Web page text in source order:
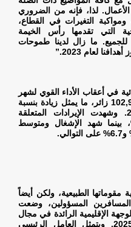
الأعمال. لذا، فإنه من الضروري
ومواكبة التغيرات في القطاع،
التي تقدمها رأس الخيمة
ما زال لدينا طموحات
لعام 2023
”.
في أعقاب الأداء القوي لشهر
يونيو الذي رحبت فيه الإمارة بـ 102,900 زائر، ما يمثل زيادة بنسبة
39.6% مقارنة بشهر يونيو 2022. وشهدت الإيرادات المتعلقة
أيضاً نمواً بنسبة 64.7%، بينما شهد الإشغال ومتوسط
.
الطبيعية، ولكن أيضاً
المسؤولين، وضعت
الإقليمية الرائدة في مجال
السياحة المستدامة بحلول عام 2025. ويتمثل العامل الرئيسي